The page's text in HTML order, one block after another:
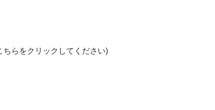
らをクリックしてください)